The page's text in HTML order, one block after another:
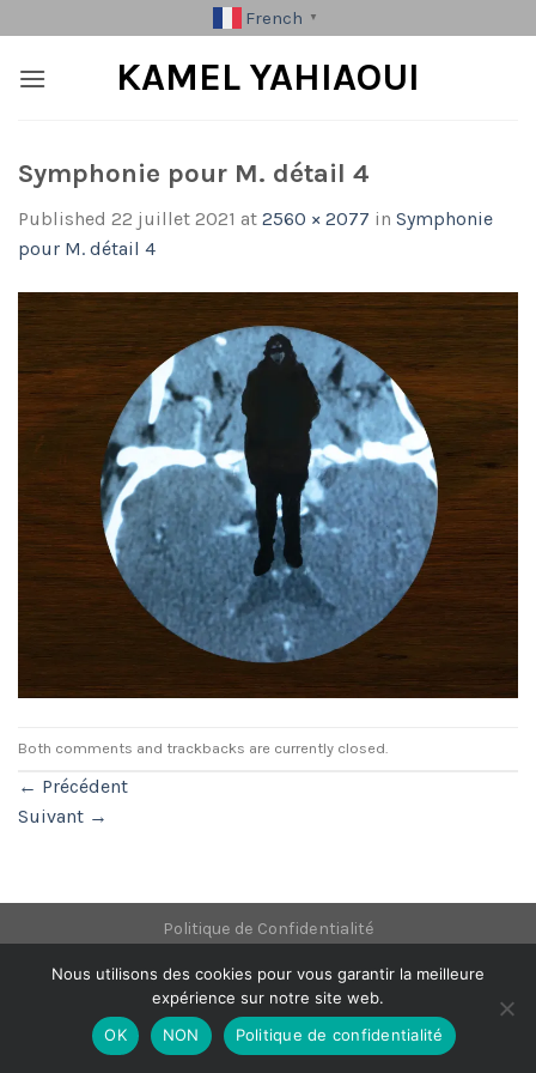
to
content
French ▼
KAMEL YAHIAOUI
Symphonie pour M. détail 4
Published 22 juillet 2021 at 2560 × 2077 in Symphonie
pour M. détail 4
Both comments and trackbacks are currently closed.
← Précédent
Suivant →
Politique de Confidentialité
Nous utilisons des cookies pour vous garantir la meilleure
expérience sur notre site web.
OK
NON Politique de confidentialité